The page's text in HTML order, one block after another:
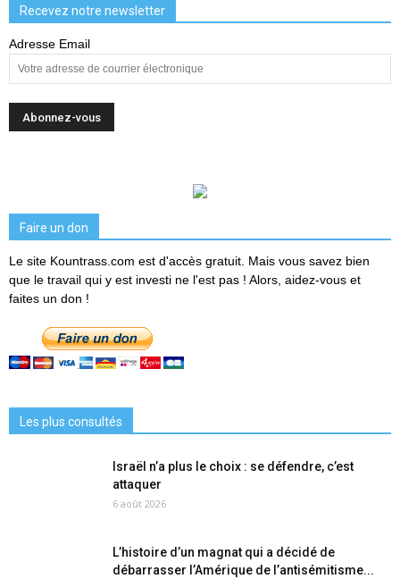
Recevez notre newsletter
Adresse Email
Faire un don
Le site Kountrass.com est d'accès gratuit. Mais vous savez bien
que le travail qui y est investi ne l'est pas ! Alors, aidez-vous et
faites un don !
Les plus consultés
Israël n’a plus le choix : se défendre, c’est
attaquer
6 août 2026
L’histoire d’un magnat qui a décidé de
débarrasser l’Amérique de l’antisémitisme...